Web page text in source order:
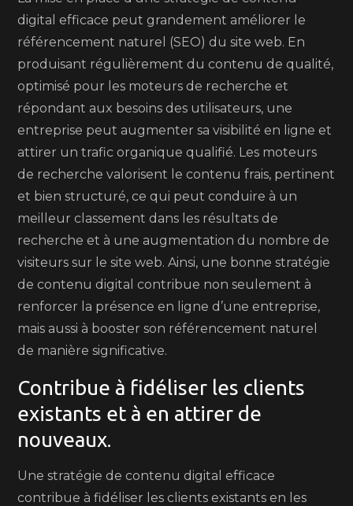
digital efficace peut grandement améliorer le
référencement naturel (SEO) du site web. En
produisant régulièrement du contenu de qualité,
optimisé pour les moteurs de recherche et
répondant aux besoins des utilisateurs, une
entreprise peut augmenter sa visibilité en ligne et
attirer un trafic organique qualifié. Les moteurs
de recherche valorisent le contenu frais, pertinent
et bien structuré, ce qui peut conduire à un
meilleur classement dans les résultats de
recherche et à une augmentation du nombre de
visiteurs sur le site web. Ainsi, une bonne stratégie
de contenu digital contribue non seulement à
renforcer la présence en ligne d’une entreprise,
mais aussi à booster son référencement naturel
de manière significative.
Contribue à fidéliser les clients
existants et à en attirer de
nouveaux.
Une stratégie de contenu digital efficace
contribue à fidéliser les clients existants en les